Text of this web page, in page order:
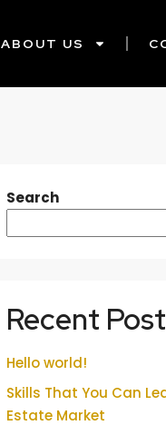
ABOUT US
Search
Recent
Hello world!
Skills That You Can
Estate Market